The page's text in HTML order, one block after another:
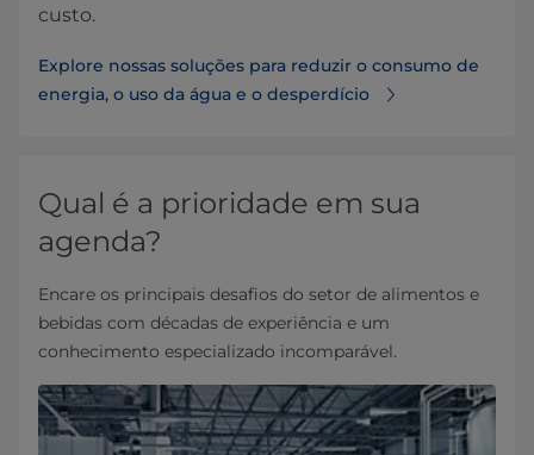
custo.
Explore nossas soluções para reduzir o consumo de
energia, o uso da água e o desperdício
Qual é a prioridade em sua
agenda?
Encare os principais desafios do setor de alimentos e
bebidas com décadas de experiência e um
conhecimento especializado incomparável.